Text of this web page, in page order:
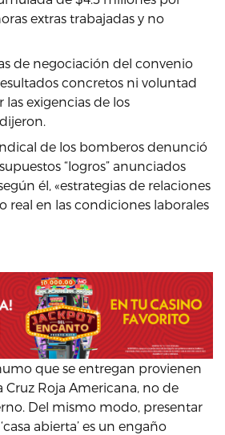
extras trabajadas y no
de negociación del convenio
concretos ni voluntad
las exigencias de los
de los bomberos denunció
“logros” anunciados
él, «estrategias de relaciones
real en las condiciones laborales
que se entregan provienen
Cruz Roja Americana, no de
Del mismo modo, presentar
abierta’ es un engaño